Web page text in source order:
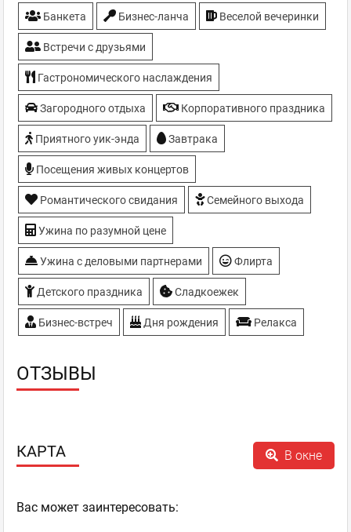
Банкета Бизнес-ланча Веселой вечеринки
Встречи с друзьями
Гастрономического наслаждения
Загородного отдыха Корпоративного праздника
Приятного уик-энда Завтрака
Посещения живых концертов
Романтического свидания Семейного выхода
Ужина по разумной цене
Ужина с деловыми партнерами Флирта
Детского праздника Сладкоежек
Бизнес-встреч Дня рождения Релакса
ОТЗЫВЫ
КАРТА В окне
Ваc может заинтересовать: